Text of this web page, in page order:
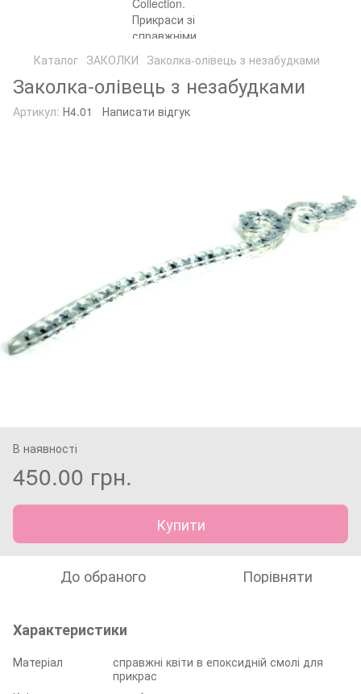
Каталог ЗАКОЛКИ Заколка-олівець з незабудками
Заколка-олівець з незабудками
Артикул: Н4.01 Написати відгук
В наявності
450.00 грн.
Купити
До обраного Порівняти
Характеристики
Матеріал
справжні квіти в епоксидній смолі для
прикрас